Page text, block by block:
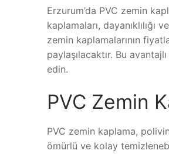
Erzurum’da PVC zemin
kaplamaları,
zemin kaplamalarının
paylaşılacaktır. Bu
edin.
PVC Zemin
PVC zemin kaplama,
ömürlü ve kolay